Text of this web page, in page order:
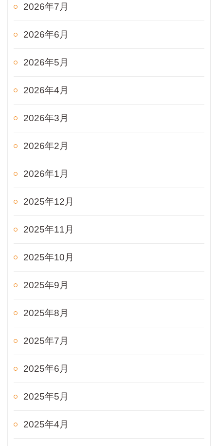
2026年7月
2026年6月
2026年5月
2026年4月
2026年3月
2026年2月
2026年1月
2025年12月
2025年11月
2025年10月
2025年9月
2025年8月
2025年7月
2025年6月
2025年5月
2025年4月